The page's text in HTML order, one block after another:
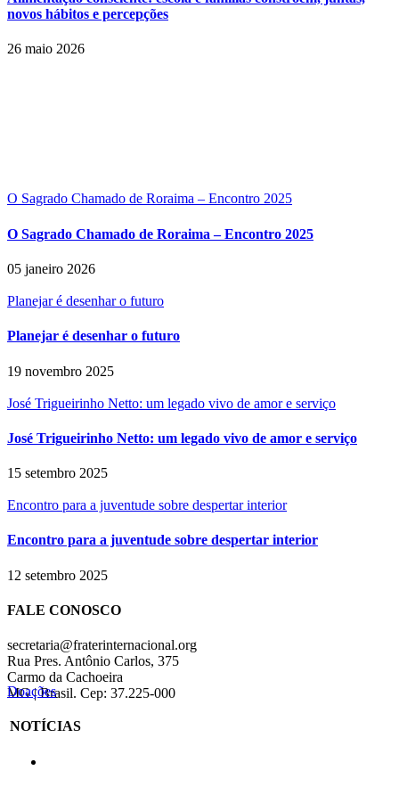
novos hábitos e percepções
26 maio 2026
O Sagrado Chamado de Roraima – Encontro 2025
O Sagrado Chamado de Roraima – Encontro 2025
05 janeiro 2026
Planejar é desenhar o futuro
Planejar é desenhar o futuro
19 novembro 2025
José Trigueirinho Netto: um legado vivo de amor e serviço
José Trigueirinho Netto: um legado vivo de amor e serviço
15 setembro 2025
Encontro para a juventude sobre despertar interior
Encontro para a juventude sobre despertar interior
12 setembro 2025
FALE CONOSCO
secretaria@fraterinternacional.org
Rua Pres. Antônio Carlos, 375
Carmo da Cachoeira
MG | Brasil. Cep: 37.225-000
Doações
NOTÍCIAS